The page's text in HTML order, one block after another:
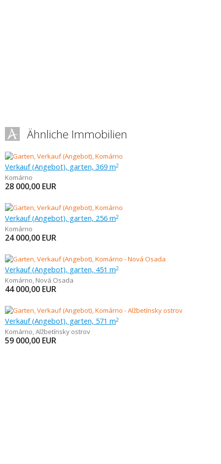
Ähnliche Immobilien
Verkauf (Angebot), garten, 369 m2
Komárno
28 000,00 EUR
Verkauf (Angebot), garten, 256 m2
Komárno
24 000,00 EUR
Verkauf (Angebot), garten, 451 m2
Komárno, Nová Osada
44 000,00 EUR
Verkauf (Angebot), garten, 571 m2
Komárno,Alžbetínsky ostrov
59 000,00 EUR